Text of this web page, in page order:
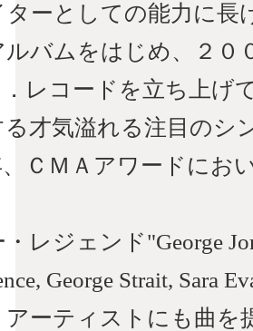
ターとしての能力に長
ルバムをはじめ、２０
．レコードを立ち上げ
才気溢れる注目のシ
ＣＭＡアワードにお
レジェンド"George
George Strait, Sara
ーティストにも曲を